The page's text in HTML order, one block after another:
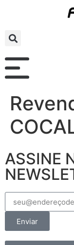
ASSINE
Enviar